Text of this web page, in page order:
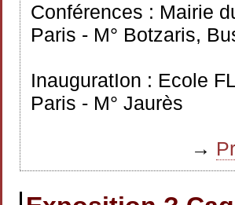
Conférences : Mairie
Paris - M° Botzaris,
InauguratIon : Ecole
Paris - M° Jaurès
→